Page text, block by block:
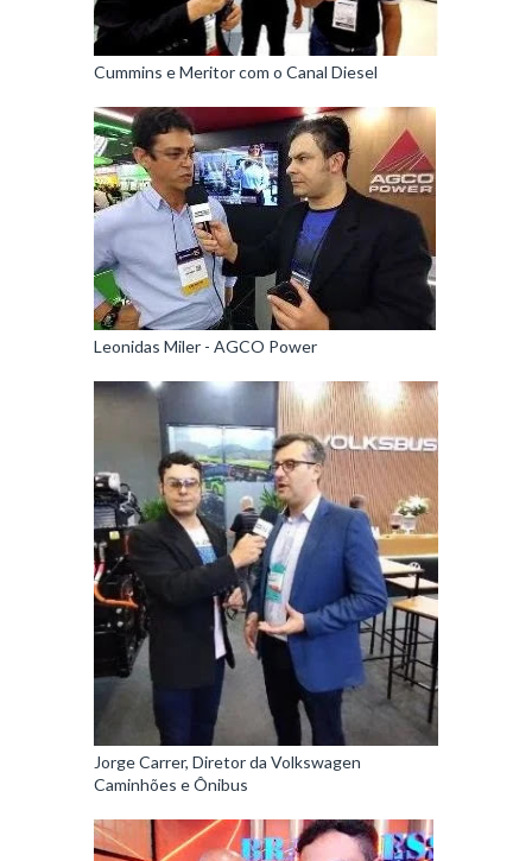
Cummins e Meritor com o Canal Diesel
Leonidas Miler - AGCO Power
Jorge Carrer, Diretor da Volkswagen
Caminhões e Ônibus